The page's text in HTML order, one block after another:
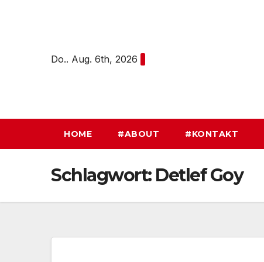
Do.. Aug. 6th, 2026
HOME #ABOUT #KONTAKT
Schlagwort: Detlef Goy